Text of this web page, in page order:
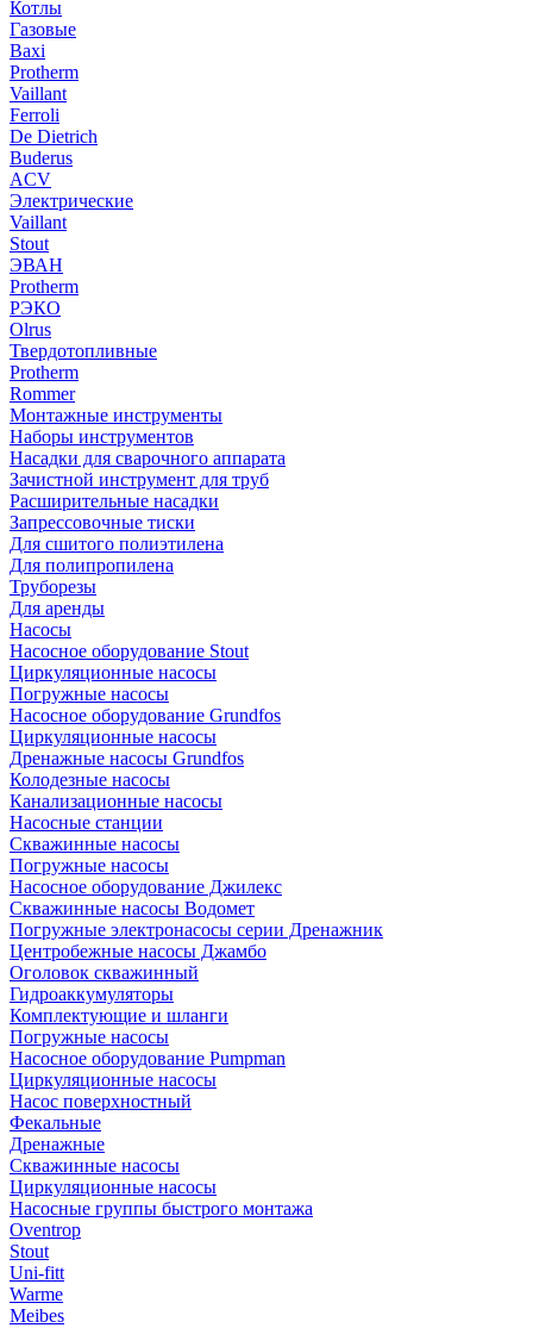
Котлы
Газовые
Baxi
Protherm
Vaillant
Ferroli
De Dietrich
Buderus
ACV
Электрические
Vaillant
Stout
ЭВАН
Protherm
РЭКО
Olrus
Твердотопливные
Protherm
Rommer
Монтажные инструменты
Наборы инструментов
Насадки для сварочного аппарата
Зачистной инструмент для труб
Расширительные насадки
Запрессовочные тиски
Для сшитого полиэтилена
Для полипропилена
Труборезы
Для аренды
Насосы
Насосное оборудование Stout
Циркуляционные насосы
Погружные насосы
Насосное оборудование Grundfos
Циркуляционные насосы
Дренажные насосы Grundfos
Колодезные насосы
Канализационные насосы
Насосные станции
Скважинные насосы
Погружные насосы
Насосное оборудование Джилекс
Скважинные насосы Водомет
Погружные электронасосы серии Дренажник
Центробежные насосы Джамбо
Оголовок скважинный
Гидроаккумуляторы
Комплектующие и шланги
Погружные насосы
Насосное оборудование Pumpman
Циркуляционные насосы
Насос поверхностный
Фекальные
Дренажные
Скважинные насосы
Циркуляционные насосы
Насосные группы быстрого монтажа
Oventrop
Stout
Uni-fitt
Warme
Meibes